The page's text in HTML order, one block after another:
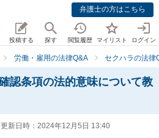
弁護士の方はこちら
投稿する 探す 閲覧履歴 マイリスト ログイン
労働・雇用の法律Q&A セクハラの法律
認条項の法的意味について教
更新日時： 2024年12月5日 13:40